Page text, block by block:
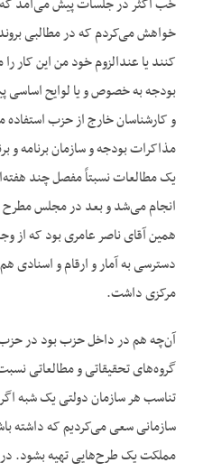
خواهش می‌کردم که در مطالبی
کنند یا عندالزوم خود من این
بودجه به خصوص و یا لوایح
و کارشناسان خارج از حزب استفاده
مذاکرات بودجه و سازمان برنامه و
یک مطالعات نسبتاً مفصل چند
انجام می‌شد و بعد در مجلس مطرح
همین آقای ناصر عامری بود که از
دسترسی به آمار و ارقام و
مرکزی داشت.
آن‌چه هم در داخل حزب بود در حزب
گروه‌‌های تحقیقاتی و مطالعاتی
تناسب هر سازمان دولتی یک شبه
سازمانی سعی می‌کردیم که داشته
مملکت یک طرح‌هایی تهیه بشود. در